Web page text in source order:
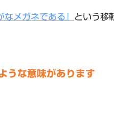
メガネである』 という移
うな意味があります